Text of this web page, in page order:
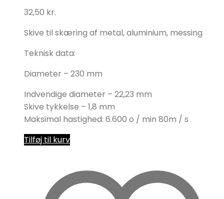
32,50 kr.
Skive til skæring af metal, aluminium, messing
Teknisk data:
Diameter – 230 mm
Indvendige diameter – 22,23 mm
Skive tykkelse – 1,8 mm
Maksimal hastighed: 6.600 o / min 80m / s
Tilføj til kurv